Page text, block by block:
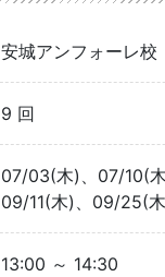
安城アンフォーレ校
9 回
07/03(木)、07/10(
09/11(木)、09/25(
13:00 ～ 14:30